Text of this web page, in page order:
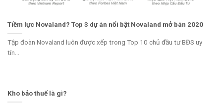
Tiềm lực Novaland? Top 3 dự án nổi bật Novaland mở bán 2020
Tập đoàn Novaland luôn được xếp trong Top 10 chủ đầu tư BĐS uy
tín...
Kho bảo thuế là gì?